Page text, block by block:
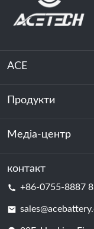
ACE
Про нас
Стійкість
Продукти
Зберігання енергії
Центр обробки
Медіа-центр
Новини
контакт
+86-0755-8887